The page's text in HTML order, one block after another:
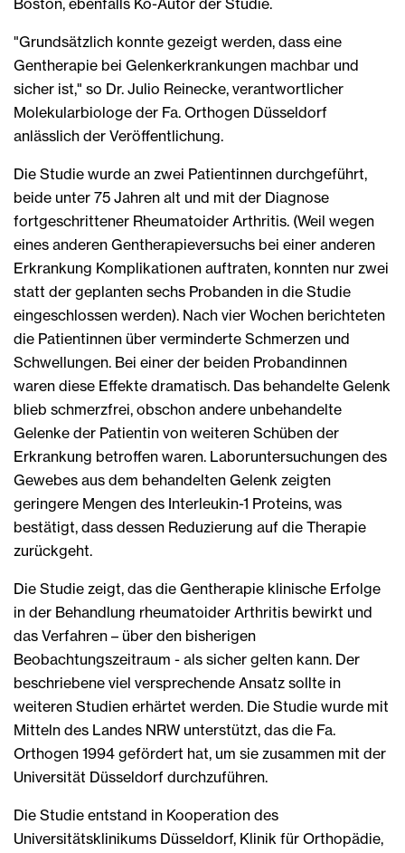
"Grundsätzlich konnte gezeigt werden, dass eine
Gentherapie bei Gelenkerkrankungen machbar und
sicher ist," so Dr. Julio Reinecke, verantwortlicher
Molekularbiologe der Fa. Orthogen Düsseldorf
anlässlich der Veröffentlichung.
Die Studie wurde an zwei Patientinnen durchgeführt,
beide unter 75 Jahren alt und mit der Diagnose
fortgeschrittener Rheumatoider Arthritis. (Weil wegen
eines anderen Gentherapieversuchs bei einer anderen
Erkrankung Komplikationen auftraten, konnten nur zwei
statt der geplanten sechs Probanden in die Studie
eingeschlossen werden). Nach vier Wochen berichteten
die Patientinnen über verminderte Schmerzen und
Schwellungen. Bei einer der beiden Probandinnen
waren diese Effekte dramatisch. Das behandelte Gelenk
blieb schmerzfrei, obschon andere unbehandelte
Gelenke der Patientin von weiteren Schüben der
Erkrankung betroffen waren. Laboruntersuchungen des
Gewebes aus dem behandelten Gelenk zeigten
geringere Mengen des Interleukin-1 Proteins, was
bestätigt, dass dessen Reduzierung auf die Therapie
zurückgeht.
Die Studie zeigt, das die Gentherapie klinische Erfolge
in der Behandlung rheumatoider Arthritis bewirkt und
das Verfahren – über den bisherigen
Beobachtungszeitraum - als sicher gelten kann. Der
beschriebene viel versprechende Ansatz sollte in
weiteren Studien erhärtet werden. Die Studie wurde mit
Mitteln des Landes NRW unterstützt, das die Fa.
Orthogen 1994 gefördert hat, um sie zusammen mit der
Universität Düsseldorf durchzuführen.
Die Studie entstand in Kooperation des
Universitätsklinikums Düsseldorf, Klinik für Orthopädie,